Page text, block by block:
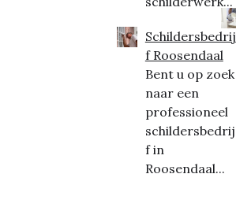
Schildersbedrij
f Roosendaal
Bent u op zoek
naar een
professioneel
schildersbedrij
f in
Roosendaal...